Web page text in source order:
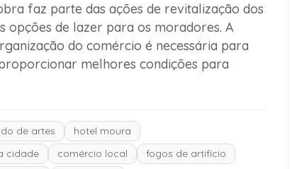
faz parte das ações de revitalização dos
opções de lazer para os moradores. A
do comércio é necessária para
melhores condições para
de artes
hotel moura
cidade
comércio local
fogos de artifício